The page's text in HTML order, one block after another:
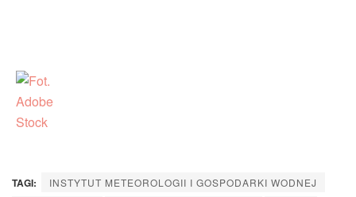
TAGI:
INSTYTUT METEOROLOGII I GOSPODARKI WODNEJ